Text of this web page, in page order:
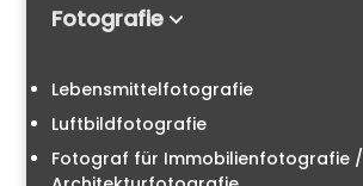
Fotografie
Lebensmittelfotografie
Luftbildfotografie
Fotograf für Immobilienfotografie /